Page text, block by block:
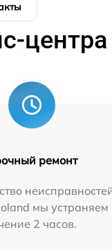
центра
ремонт
мы устраняем
2 часов.